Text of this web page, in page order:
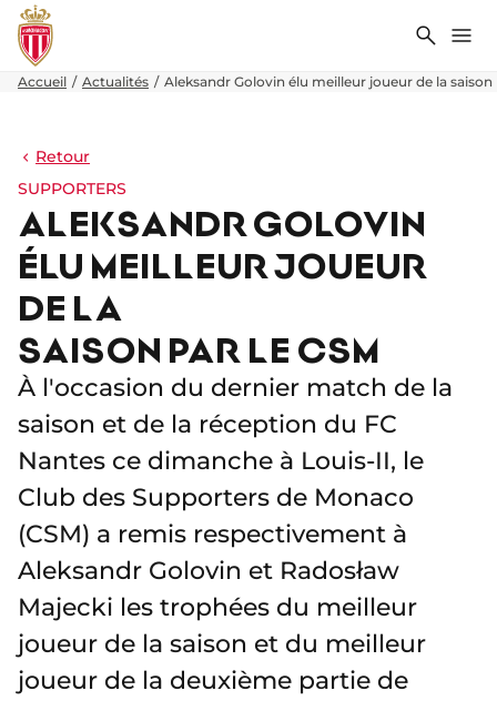
Accueil Actualités Aleksandr Golovin élu meilleur joueur de la saison
Retour
SUPPORTERS
ALEKSANDR GOLOVIN
ÉLU MEILLEUR JOUEUR
DE LA
SAISON PAR LE CSM
À l'occasion du dernier match de la
saison et de la réception du FC
Nantes ce dimanche à Louis-II, le
Club des Supporters de Monaco
(CSM) a remis respectivement à
Aleksandr Golovin et Radosław
Majecki les trophées du meilleur
joueur de la saison et du meilleur
joueur de la deuxième partie de